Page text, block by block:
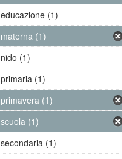
educazione (1)
materna (1)
nido (1)
primaria (1)
primavera (1)
scuola (1)
secondaria (1)